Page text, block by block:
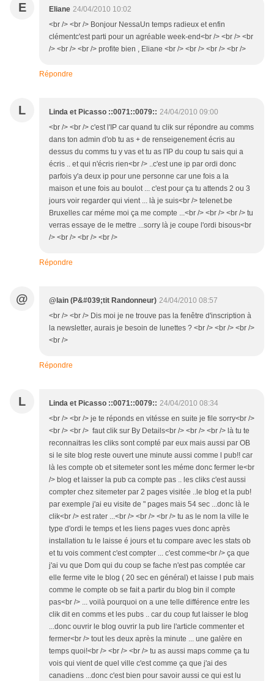
E Eliane 24/04/2010 10:02
<br /> <br /> Bonjour NessaUn temps radieux et enfin
clémentc'est parti pour un agréable week-end<br /> <br /> <br
/> <br /> <br /> profite bien , Eliane <br /> <br /> <br /> <br />
Répondre
L Linda et Picasso ::0071::0079:: 24/04/2010 09:00
<br /> <br /> c'est l'IP car quand tu clik sur répondre au comms
dans ton admin d'ob tu as + de renseigenement écris au
dessus du comms tu y vas et tu as l'IP du coup tu sais qui a
écris .. et qui n'écris rien<br /> ..c'est une ip par ordi donc
parfois y'a deux ip pour une personne car une fois a la
maison et une fois au boulot ... c'est pour ça tu attends 2 ou 3
jours voir regarder qui vient ... là je suis<br /> telenet.be
Bruxelles car méme moi ça me compte ...<br /> <br /> <br /> tu
verras essaye de le mettre ...sorry là je coupe l'ordi bisous<br
/> <br /> <br /> <br />
Répondre
@ @lain (P&#039;tit Randonneur) 24/04/2010 08:57
<br /> <br /> Dis moi je ne trouve pas la fenêtre d'inscription à
la newsletter, aurais je besoin de lunettes ? <br /> <br /> <br />
<br />
Répondre
L Linda et Picasso ::0071::0079:: 24/04/2010 08:34
<br /> <br /> je te réponds en vitésse en suite je file sorry<br />
<br /> <br /> faut clik sur By Details<br /> <br /> <br /> là tu te
reconnaitras les cliks sont compté par eux mais aussi par OB
si le site blog reste ouvert une minute aussi comme l pub!! car
là les compte ob et sitemeter sont les méme donc fermer le<br
/> blog et laisser la pub ca compte pas .. les cliks c'est aussi
compter chez sitemeter par 2 pages visitée ..le blog et la pub!
par exemple j'ai eu visite de " pages mais 54 sec ...donc là le
clik<br /> est rater ...<br /> <br /> <br /> tu as le nom la ville le
type d'ordi le temps et les liens pages vues donc après
installation tu le laisse é jours et tu compare avec les stats ob
et tu vois comment c'est compter ... c'est comme<br /> ça que
j'ai vu que Dom qui du coup se fache n'est pas comptée car
elle ferme vite le blog ( 20 sec en général) et laisse l pub mais
comme le compte ob se fait a partir du blog bin il compte
pas<br /> ... voilà pourquoi on a une telle différence entre les
clik dit en comms et les pubs .. car du coup fut laisser le blog
...donc ouvrir le blog ouvrir la pub lire l'article commenter et
fermer<br /> tout les deux après la minute ... une galère en
temps quoi!<br /> <br /> <br /> tu as aussi maps comme ça tu
vois qui vient de quel ville c'est comme ça que j'ai des
canadiens ...donc c'est bien pour savoir aussi ce qui est lu